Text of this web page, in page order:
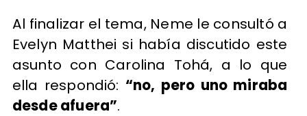
Al finalizar el tema, Neme le consultó a
Evelyn Matthei si había discutido este
asunto con Carolina Tohá, a lo que
ella respondió: “no, pero uno miraba
desde afuera”.